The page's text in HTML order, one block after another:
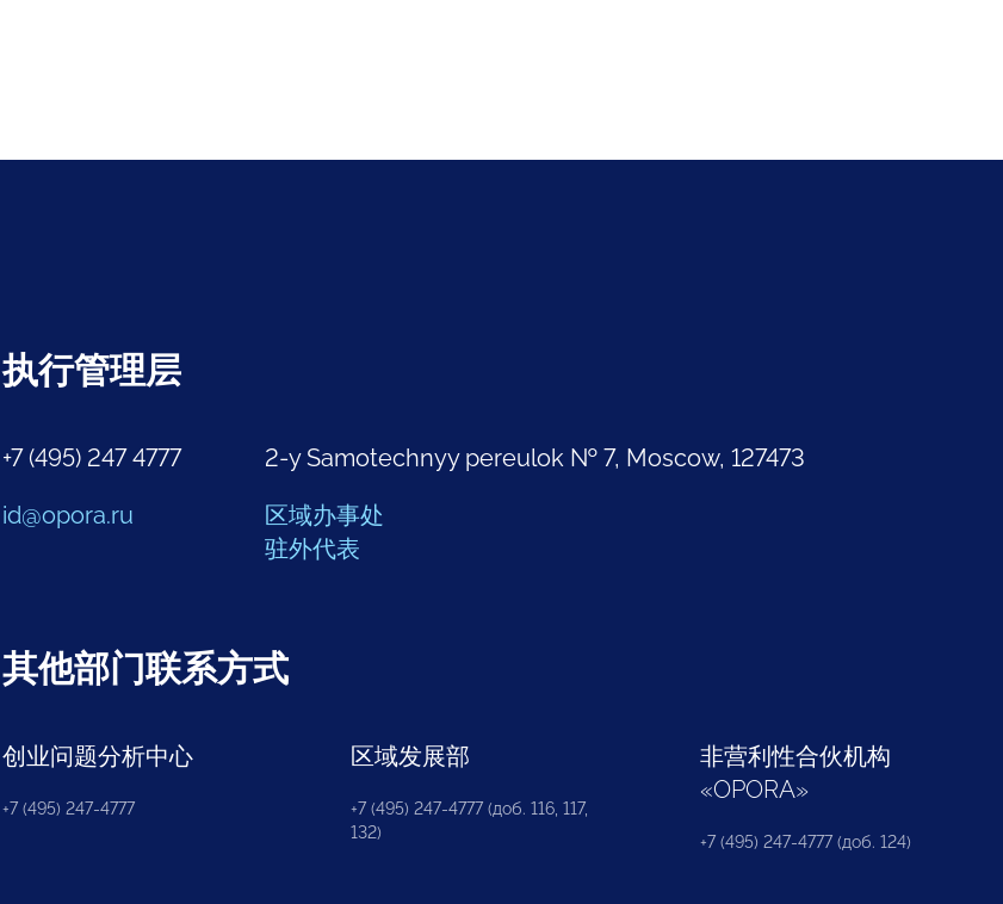
执行管理层
+7 (495) 247 4777
id@opora.ru
2-y Samotechnyy pereulok № 7, Moscow, 127473
区域办事处
驻外代表
其他部门联系方式
创业问题分析中心
+7 (495) 247-4777
区域发展部
+7 (495) 247-4777 (доб. 116, 117,
132)
非营利性合伙机构
«OPORA»
+7 (495) 247-4777 (доб. 124)